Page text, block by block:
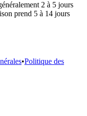
2 à 5 jours
prend 5 à 14 jours
•Politique des